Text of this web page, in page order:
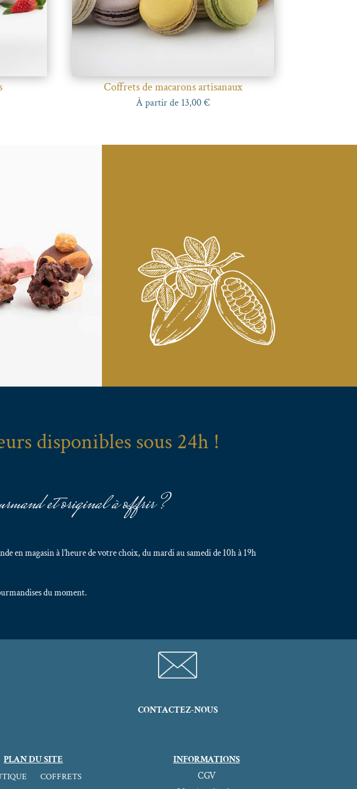
Coffrets de macarons artisanaux
À partir de 13,00€
disponibles sous 24h !
et original à offrir ?
en magasin à l’heure de votre choix, du mardi au samedi de 10h à 19h
du moment.
CONTACTEZ-NOUS
PLAN DU SITE
COFFRETS
INFORMATIONS
CGV